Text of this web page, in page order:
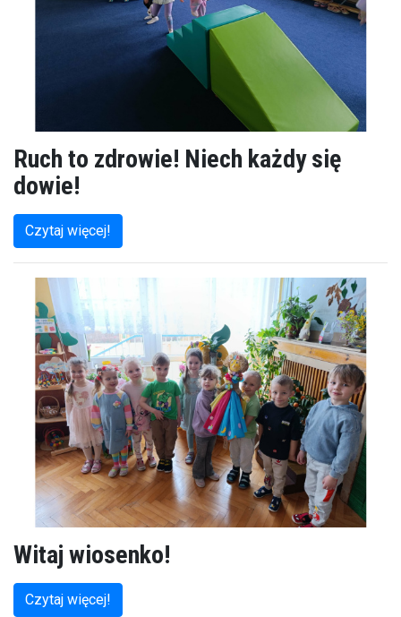
Ruch to zdrowie! Niech każdy się
dowie!
Czytaj więcej!
Witaj wiosenko!
Czytaj więcej!